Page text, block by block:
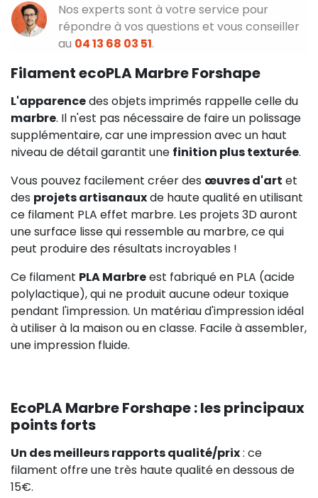
Nos experts sont à votre service pour
répondre à vos questions et vous conseiller
au 04 13 68 03 51.
Filament ecoPLA Marbre Forshape
L'apparencedes objets imprimés rappelle celle du
marbre. Il n'est pas nécessaire de faire un polissage
supplémentaire, car une impression avec un haut
niveau de détail garantit une finition plus texturée.
Vous pouvez facilement créer des œuvres d'art et
des projets artisanauxde haute qualité en utilisant
ce filament PLA effet marbre. Les projets 3D auront
une surface lisse qui ressemble au marbre, ce qui
peut produire des résultats incroyables !
Ce filament PLA Marbreest fabriqué en PLA (acide
polylactique), qui ne produit aucune odeur toxique
pendant l'impression. Un matériau d'impression idéal
à utiliser à la maison ou en classe. Facile à assembler,
une impression fluide.
EcoPLA Marbre Forshape : les principaux
points forts
Un des meilleurs rapports qualité/prix: ce
filament offre une très haute qualité en dessous de
15€.